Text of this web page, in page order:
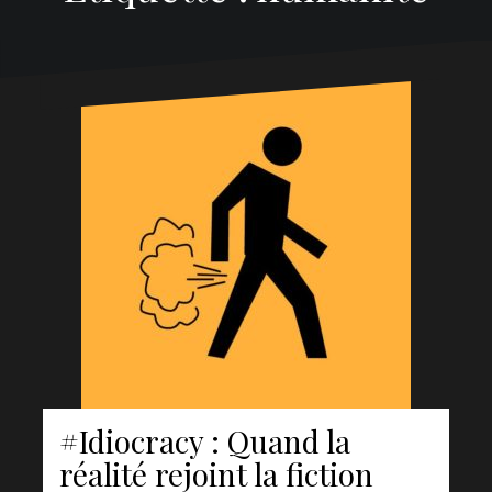
#Idiocracy : Quand la
réalité rejoint la fiction